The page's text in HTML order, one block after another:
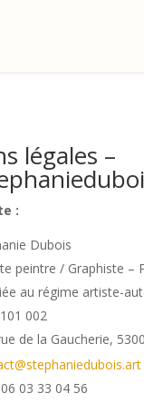
légales –
:
Dubois
peintre / Graphiste –
au régime artiste-
002
de la Gaucherie,
03 33 04 56